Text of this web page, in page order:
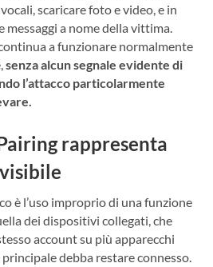
scaricare foto e video, e in
a nome della vittima.
a funzionare normalmente
senza alcun segnale evidente di
l’attacco particolarmente
rappresenta
è l’uso improprio di una funzione
dei dispositivi collegati, che
account su più apparecchi
debba restare connesso.